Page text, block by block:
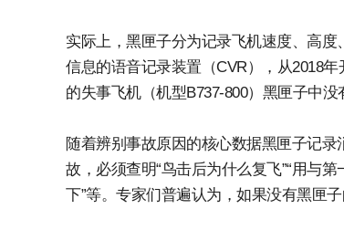
实际上，黑匣子分为记录飞机速度、高
信息的语音记录装置（CVR），从2018
的失事飞机（机型B737-800）黑匣子中没
随着辨别事故原因的核心数据黑匣子记
故，必须查明“鸟击后为什么复飞”“用与
下”等。专家们普遍认为，如果没有黑匣